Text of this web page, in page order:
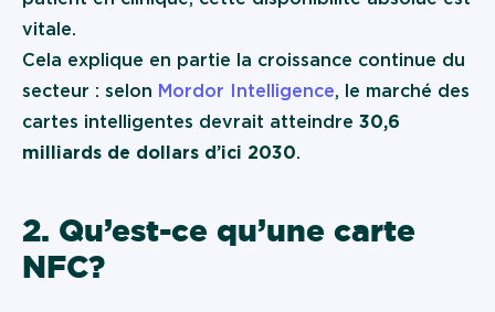
vitale.
Cela explique en partie la croissance continue du
secteur : selon Mordor Intelligence, le marché des
cartes intelligentes devrait atteindre 30,6
milliards de dollars d’ici 2030.
2. Qu’est-ce qu’une carte
NFC ?